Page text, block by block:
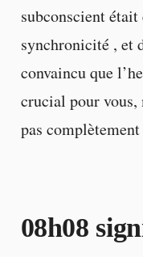
subconscient
synchronicité , et
convaincu que
crucial pour vous,
pas
08h08